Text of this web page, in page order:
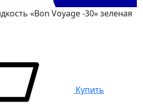
«Bon Voyage -30» зеленая
Купить